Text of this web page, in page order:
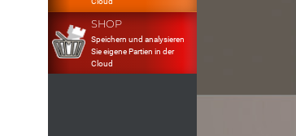
SHOP
Speichern und analysieren
Sie eigene Partien in der
Cloud